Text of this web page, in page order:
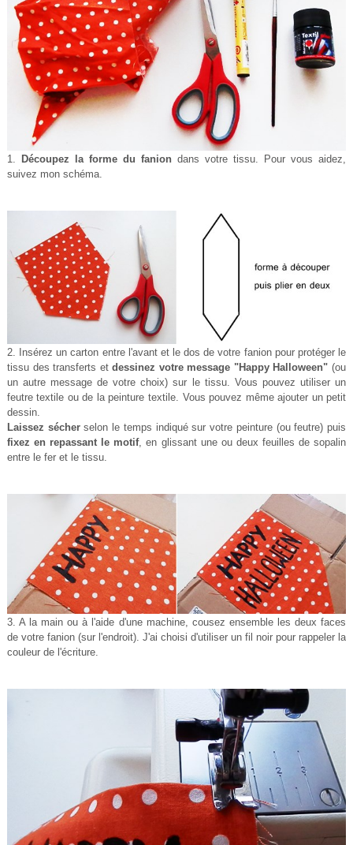
1. Découpez la forme du fanion dans votre tissu. Pour vous aidez,
suivez mon schéma.
2. Insérez un carton entre l'avant et le dos de votre fanion pour protéger le
tissu des transferts etdessinez votre message "Happy Halloween" (ou
un autre message de votre choix) sur le tissu. Vous pouvez utiliser un
feutre textile ou de la peinture textile. Vous pouvez même ajouter un petit
dessin.
Laissez sécherselon le temps indiqué sur votre peinture (ou feutre) puis
fixez en repassant le motif, en glissant une ou deux feuilles de sopalin
entre le fer et le tissu.
3. A la main ou à l'aide d'une machine, cousez ensemble les deux faces
de votre fanion (sur l'endroit). J'ai choisi d'utiliser un fil noir pour rappeler la
couleur de l'écriture.